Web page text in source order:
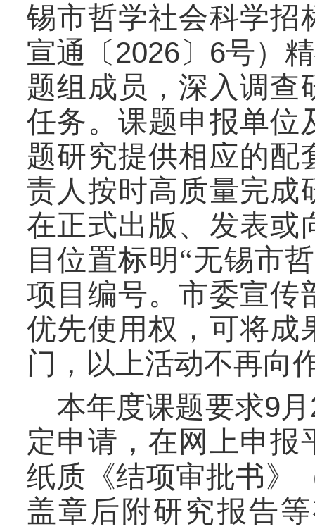
锡市哲学社会科学招
宣通〔 2026〕 6号）
题组成员，深入调查
任务。课题申报单位
题研究提供相应的配
责人按时高质量完成
在正式出版、发表或
目位置标明“无锡市
项目编号。市委宣传
优先使用权，可将成
门，以上活动不再向
本年度课题要求9月
定申请， 在网上申报
纸质 《结项审批书》
盖章后附研究报告